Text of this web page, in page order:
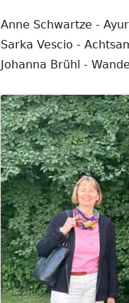
Anne Schwartze -
Sarka Vescio -
Johanna Brühl -